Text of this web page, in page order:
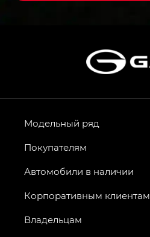
Модельный ряд
Покупателям
Автомобили в наличии
Корпоративным клиентам
Владельцам